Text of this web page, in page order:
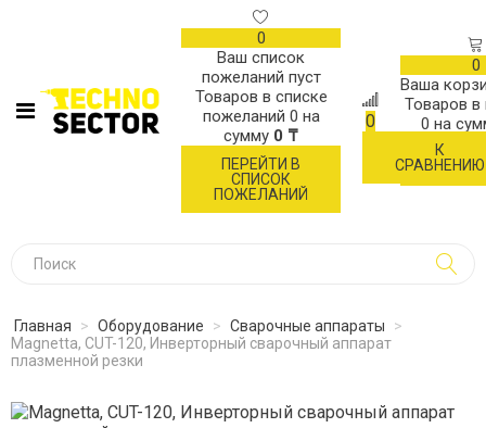
0
Ваш список
пожеланий пуст
Товаров в списке
пожеланий 0 на
сумму 0 ₸
ПЕРЕЙТИ В
СПИСОК
ПОЖЕЛАНИЙ
0
К
СРАВНЕНИЮ
0
Ваша
Товаров в
0 на
Главная > Оборудование > Сварочные аппараты
>
Magnetta, CUT-120, Инверторный сварочный аппарат
плазменной резки